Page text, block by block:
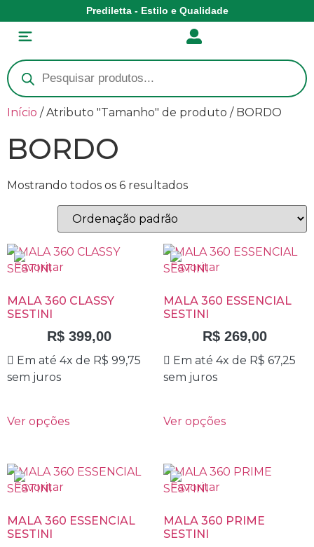
Prediletta - Estilo e Qualidade
Início / Atributo "Tamanho" de produto / BORDO
BORDO
Mostrando todos os 6 resultados
MALA 360 CLASSY
SESTINI
R$399,00
Em até 4x de R$ 99,75
sem juros
Ver opções
MALA 360 ESSENCIAL
SESTINI
R$ 269,00
Em até 4x de R$ 67,25
sem juros
Ver opções
MALA 360 ESSENCIAL
SESTINI
MALA 360 PRIME
SESTINI